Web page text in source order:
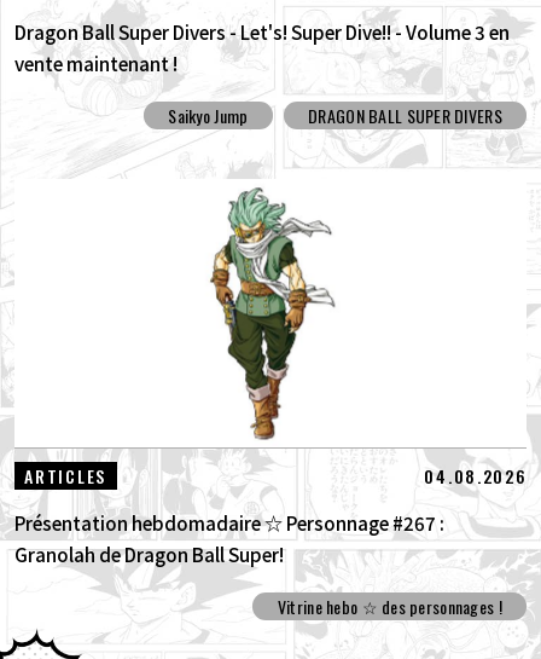
Dragon Ball Super Divers - Let's! Super Dive!! - Volume 3 en
vente maintenant !
Saikyo Jump DRAGON BALL SUPER DIVERS
ARTICLES 04.08.2026
Présentation hebdomadaire ☆ Personnage #267 :
Granolah de Dragon Ball Super!
Vitrine hebo ☆ des personnages !